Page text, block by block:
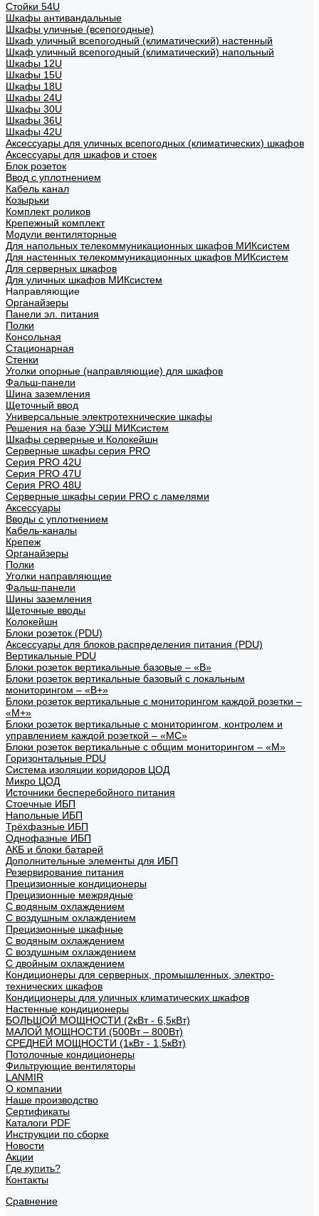
Стойки 54U
Шкафы антивандальные
Шкафы уличные (всепогодные)
Шкаф уличный всепогодный (климатический) настенный
Шкаф уличный всепогодный (климатический) напольный
Шкафы 12U
Шкафы 15U
Шкафы 18U
Шкафы 24U
Шкафы 30U
Шкафы 36U
Шкафы 42U
Аксессуары для уличных всепогодных (климатических) шкафов
Аксессуары для шкафов и стоек
Блок розеток
Ввод с уплотнением
Кабель канал
Козырьки
Комплект роликов
Крепежный комплект
Модули вентиляторные
Для напольных телекоммуникационных шкафов МИКсистем
Для настенных телекоммуникационных шкафов МИКсистем
Для серверных шкафов
Для уличных шкафов МИКсистем
Направляющие
Органайзеры
Панели эл. питания
Полки
Консольная
Стационарная
Стенки
Уголки опорные (направляющие) для шкафов
Фальш-панели
Шина заземления
Щеточный ввод
Универсальные электротехнические шкафы
Решения на базе УЭШ МИКсистем
Шкафы серверные и Колокейшн
Серверные шкафы серия PRO
Серия PRO 42U
Серия PRO 47U
Серия PRO 48U
Серверные шкафы серии PRO с ламелями
Аксессуары
Вводы с уплотнением
Кабель-каналы
Крепеж
Органайзеры
Полки
Уголки направляющие
Фальш-панели
Шины заземления
Щеточные вводы
Колокейшн
Блоки розеток (PDU)
Аксессуары для блоков распределения питания (PDU)
Вертикальные PDU
Блоки розеток вертикальные базовые – «В»
Блоки розеток вертикальные базовый с локальным
мониторингом – «В+»
Блоки розеток вертикальные с мониторингом каждой розетки –
«М+»
Блоки розеток вертикальные с мониторингом, контролем и
управлением каждой розеткой – «МС»
Блоки розеток вертикальные с общим мониторингом – «М»
Горизонтальные PDU
Система изоляции коридоров ЦОД
Микро ЦОД
Источники бесперебойного питания
Стоечные ИБП
Напольные ИБП
Трёхфазные ИБП
Однофазные ИБП
АКБ и блоки батарей
Дополнительные элементы для ИБП
Резервирование питания
Прецизионные кондиционеры
Прецизионные межрядные
С водяным охлаждением
С воздушным охлаждением
Прецизионные шкафные
С водяным охлаждением
С воздушным охлаждением
С двойным охлаждением
Кондиционеры для серверных, промышленных, электро-
технических шкафов
Кондиционеры для уличных климатических шкафов
Настенные кондиционеры
БОЛЬШОЙ МОЩНОСТИ (2кВт - 6,5кВт)
МАЛОЙ МОЩНОСТИ (500Вт – 800Вт)
СРЕДНЕЙ МОЩНОСТИ (1кВт - 1,5кВт)
Потолочные кондиционеры
Фильтрующие вентиляторы
LANMIR
О компании
Наше производство
Сертификаты
Каталоги PDF
Инструкции по сборке
Новости
Акции
Где купить?
Контакты
Сравнение